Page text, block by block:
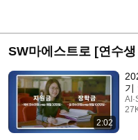
SW마에스트로 [연수
2:02
기